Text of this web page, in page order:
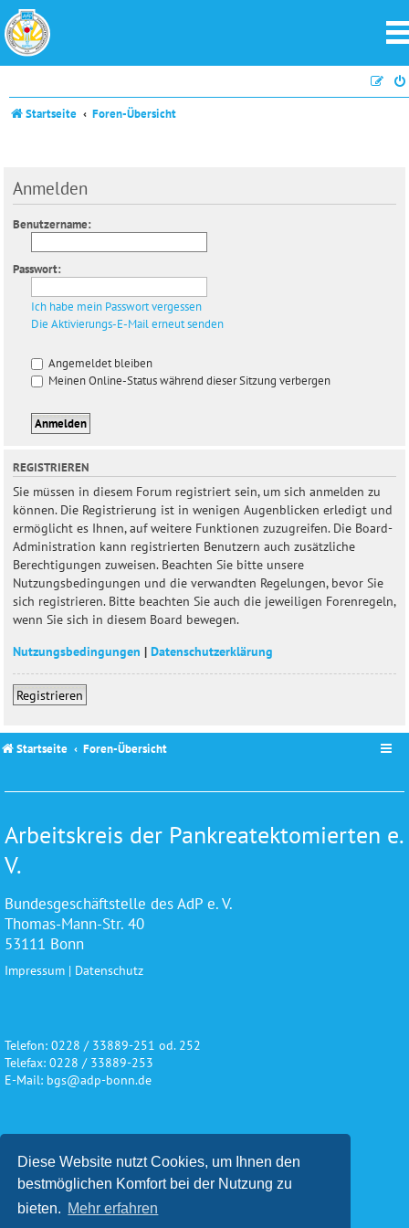
Diese Website nutzt Cookies, um Ihnen den
bestmöglichen Komfort bei der Nutzung zu
bieten. Mehr erfahren
Startseite Foren-Übersicht
Anmelden
Benutzername:
Passwort:
Ich habe mein Passwort vergessen
Die Aktivierungs-E-Mail erneut senden
Angemeldet bleiben
Meinen Online-Status während dieser Sitzung verbergen
REGISTRIEREN
Sie müssen in diesem Forum registriert sein, um sich anmelden zu
können. Die Registrierung ist in wenigen Augenblicken erledigt und
ermöglicht es Ihnen, auf weitere Funktionen zuzugreifen. Die Board-
Administration kann registrierten Benutzern auch zusätzliche
Berechtigungen zuweisen. Beachten Sie bitte unsere
Nutzungsbedingungen und die verwandten Regelungen, bevor Sie
sich registrieren. Bitte beachten Sie auch die jeweiligen Forenregeln,
wenn Sie sich in diesem Board bewegen.
Nutzungsbedingungen | Datenschutzerklärung
Registrieren
Startseite Foren-Übersicht
Arbeitskreis der Pankreatektomierten e.
V.
Bundesgeschäftstelle des AdP e. V.
Thomas-Mann-Str. 40
53111 Bonn
Impressum | Datenschutz
Telefon: 0228 / 33889-251 od. 252
Telefax: 0228 / 33889-253
E-Mail: bgs@adp-bonn.de
Wir danken für die freundliche
Unterstützung und Förderung